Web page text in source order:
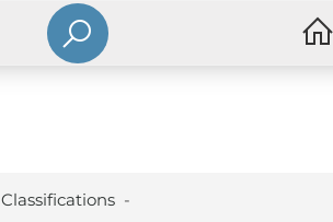
Classifications-